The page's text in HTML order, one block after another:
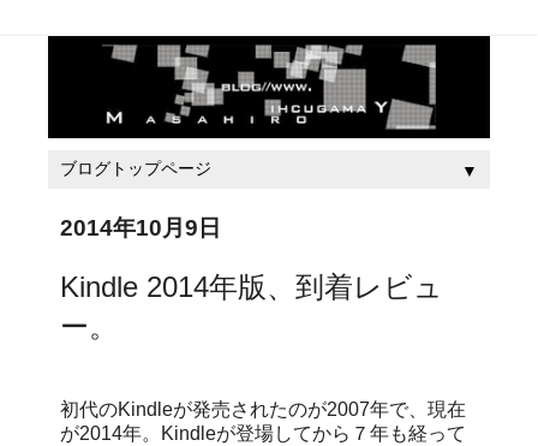
▼
2014年10月9日
Kindle 2014年版、到着レビュ
ー。
初代のKindleが発売されたのが2007年で、現在
が2014年。Kindleが登場してから７年も経って